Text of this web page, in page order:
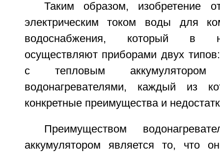
Таким образом, изобретение
электрическим током воды для
водоснабжения, который в
осуществляют приборами двух
с тепловым
водонагревателями, каждый из
конкретные преимущества и
Преимуществом
аккумулятором является то, что